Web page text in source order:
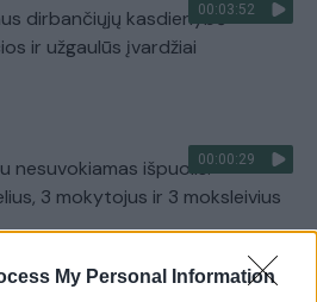
My Personal Information
00:03:52
dirbančiųjų kasdienybė –
ir užgaulūs įvardžiai
00:00:29
nesuvokiamas išpuolis:
3 mokytojus ir 3 moksleivius